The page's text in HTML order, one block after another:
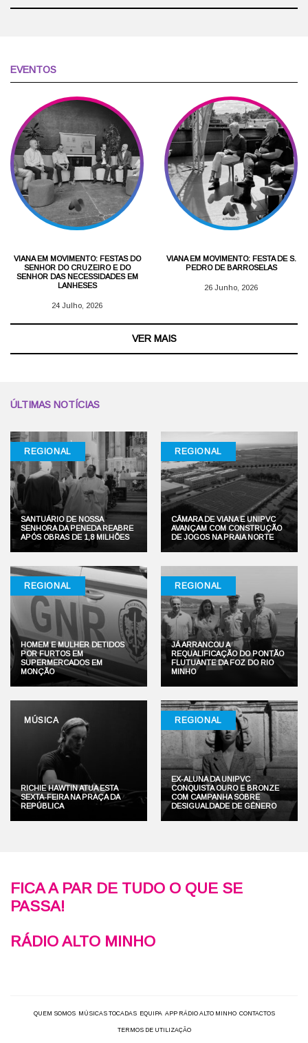
EVENTOS
VIANA EM MOVIMENTO: FESTAS DO
SENHOR DO CRUZEIRO E DO
SENHOR DAS NECESSIDADES EM
LANHESES
24 Julho, 2026
VIANA EM MOVIMENTO: FESTA DE S.
PEDRO DE BARROSELAS
26 Junho, 2026
VER MAIS
ÚLTIMAS NOTÍCIAS
REGIONAL
SANTUÁRIO DE NOSSA
SENHORA DA PENEDA REABRE
APÓS OBRAS DE 1,8 MILHÕES
REGIONAL
CÂMARA DE VIANA E UNIPVC
AVANÇAM COM CONSTRUÇÃO
DE JOGOS NA PRAIA NORTE
REGIONAL
HOMEM E MULHER DETIDOS
POR FURTOS EM
SUPERMERCADOS EM
MONÇÃO
REGIONAL
JÁ ARRANCOU A
REQUALIFICAÇÃO DO PONTÃO
FLUTUANTE DA FOZ DO RIO
MINHO
MÚSICA
RICHIE HAWTIN ATUA ESTA
SEXTA-FEIRA NA PRAÇA DA
REPÚBLICA
REGIONAL
EX-ALUNA DA UNIPVC
CONQUISTA OURO E BRONZE
COM CAMPANHA SOBRE
DESIGUALDADE DE GÉNERO
FICA A PAR DE TUDO O QUE SE
PASSA!
RÁDIO ALTO MINHO
QUEM SOMOS MÚSICAS TOCADAS EQUIPA APP RÁDIO ALTO MINHO CONTACTOS
TERMOS DE UTILIZAÇÃO